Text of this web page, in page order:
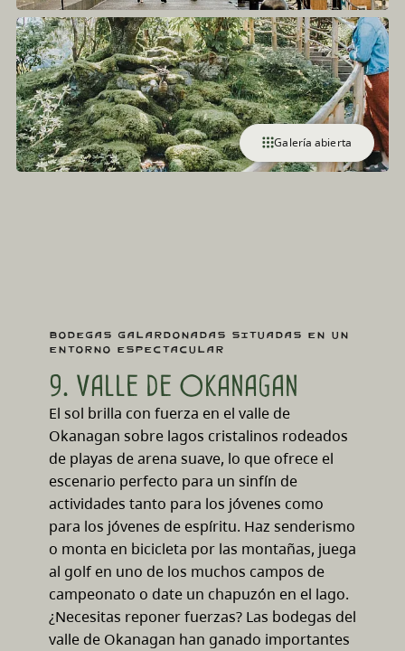
Galería abierta
Bodegas galardonadas situadas en un
entorno espectacular
9. Valle de Okanagan
El sol brilla con fuerza en el valle de
Okanagan sobre lagos cristalinos rodeados
de playas de arena suave, lo que ofrece el
escenario perfecto para un sinfín de
actividades tanto para los jóvenes como
para los jóvenes de espíritu. Haz senderismo
o monta en bicicleta por las montañas, juega
al golf en uno de los muchos campos de
campeonato o date un chapuzón en el lago.
¿Necesitas reponer fuerzas? Las bodegas del
valle de Okanagan han ganado importantes